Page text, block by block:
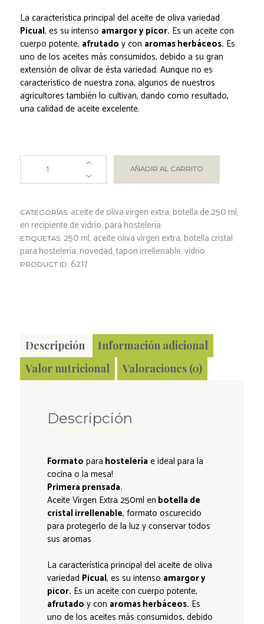
La característica principal del aceite de oliva variedad
Picual, es su intenso amargor y picor. Es un aceite con
cuerpo potente, afrutado y con aromas herbáceos. Es
uno de los aceites más consumidos, debido a su gran
extensión de olivar de ésta variedad. Aunque no es
característico de nuestra zona, algunos de nuestros
agricultores también lo cultivan, dando como resultado,
una calidad de aceite excelente.
AÑADIR AL CARRITO
CATEGORÍAS: aceite de oliva virgen extra, botella de 250 ml,
en recipiente de vidrio, para hostelería
ETIQUETAS: 250 ml, aceite oliva virgen extra, botella cristal
para hostelería, novedad,tapon irrellenable, vidrio
PRODUCT ID: 6217
Descripción
Información adicional
Valor nutricional
Valoraciones (0)
Descripción
Formato para hostelería e ideal para la
cocina o la mesa!
Primera prensada.
Aceite Virgen Extra 250ml en botella de
cristal irrellenable, formato oscurecido
para protegerlo de la luz y conservar todos
sus aromas
La característica principal del aceite de oliva
variedad Picual, es su intenso amargor y
picor. Es un aceite con cuerpo potente,
afrutado y con aromas herbáceos. Es
uno de los aceites más consumidos, debido